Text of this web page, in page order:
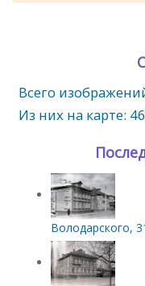
Всего
Из них на карте:
Володарского,